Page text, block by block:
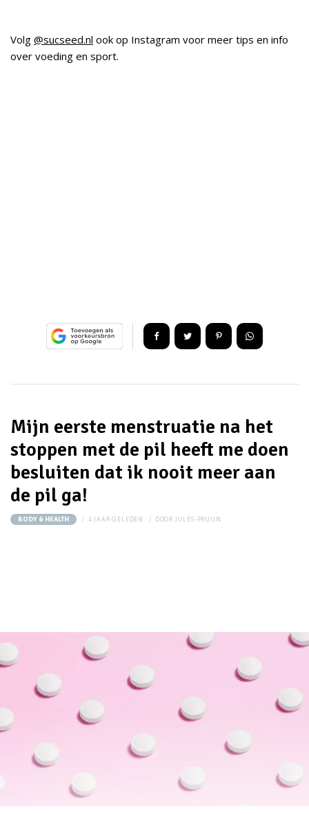
Volg @sucseed.nl ook op Instagram voor meer tips en info
over voeding en sport.
Mijn eerste menstruatie na het
stoppen met de pil heeft me doen
besluiten dat ik nooit meer aan
de pil ga!
BODY & HEALTH 4 JAAR GELEDEN DOOR JULES-PRUIJN